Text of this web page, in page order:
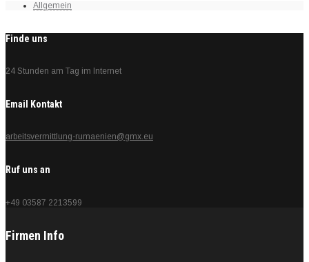
Allgemein
Finde uns
24 Stunden am Tag im Internet
Email Kontakt
arbeitsvermittlung-rumaenien@gmx.eu
Ruf uns an
+49 03587 2213599
Firmen Info